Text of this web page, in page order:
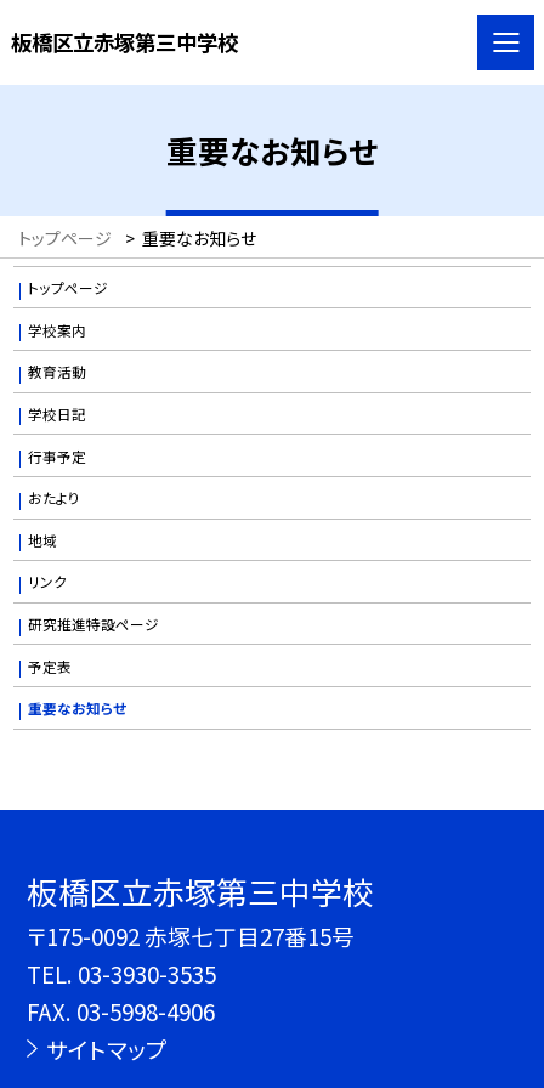
板橋区立赤塚第三中学校
重要なお知らせ
トップページ > 重要なお知らせ
トップページ
学校案内
教育活動
学校日記
行事予定
おたより
地域
リンク
研究推進特設ページ
予定表
重要なお知らせ
板橋区立赤塚第三中学校
〒175-0092 赤塚七丁目27番15号
TEL. 03-3930-3535
FAX. 03-5998-4906
サイトマップ